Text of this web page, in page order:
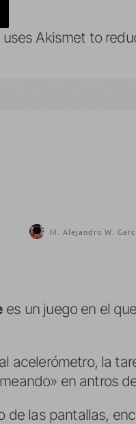
Akismet to
M. Alejandro W.
es un juego en el
acelerómetro, la
en antros
de las pantallas,